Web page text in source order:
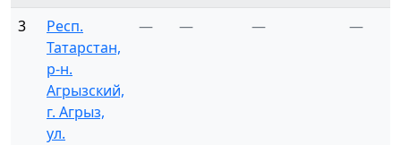
3
Респ.
Татарстан,
р-н.
Агрызский,
г. Агрыз,
ул.
— — — —